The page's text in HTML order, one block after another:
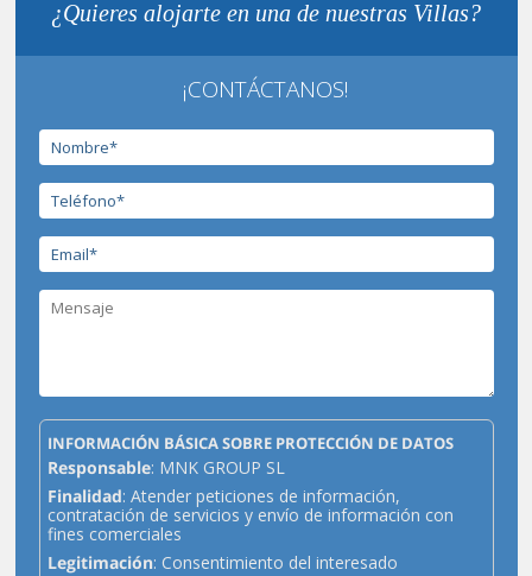
¿Quieres alojarte en una de nuestras Villas?
¡CONTÁCTANOS!
INFORMACIÓN BÁSICA SOBRE PROTECCIÓN DE DATOS
Responsable: MNK GROUP SL
Finalidad: Atender peticiones de información,
contratación de servicios y envío de información con
fines comerciales
Legitimación: Consentimiento del interesado